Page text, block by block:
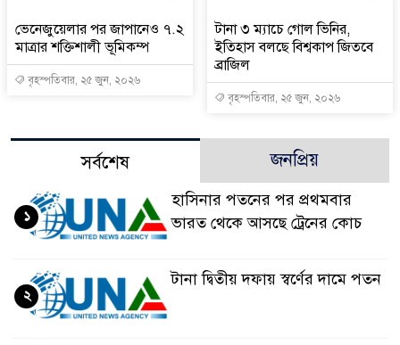
ভেনেজুয়েলার পর জাপানেও ৭.২
মাত্রার শক্তিশালী ভূমিকম্প
বৃহস্পতিবার, ২৫ জুন, ২০২৬
টানা ৩ ম্যাচে গোল ভিনির,
ইতিহাস বলছে বিশ্বকাপ জিতবে
ব্রাজিল
বৃহস্পতিবার, ২৫ জুন, ২০২৬
সর্বশেষ জনপ্রিয়
হাসিনার পতনের পর প্রথমবার
ভারত থেকে আসছে ট্রেনের কোচ
১
টানা দ্বিতীয় দফায় স্বর্ণের দামে পতন
২